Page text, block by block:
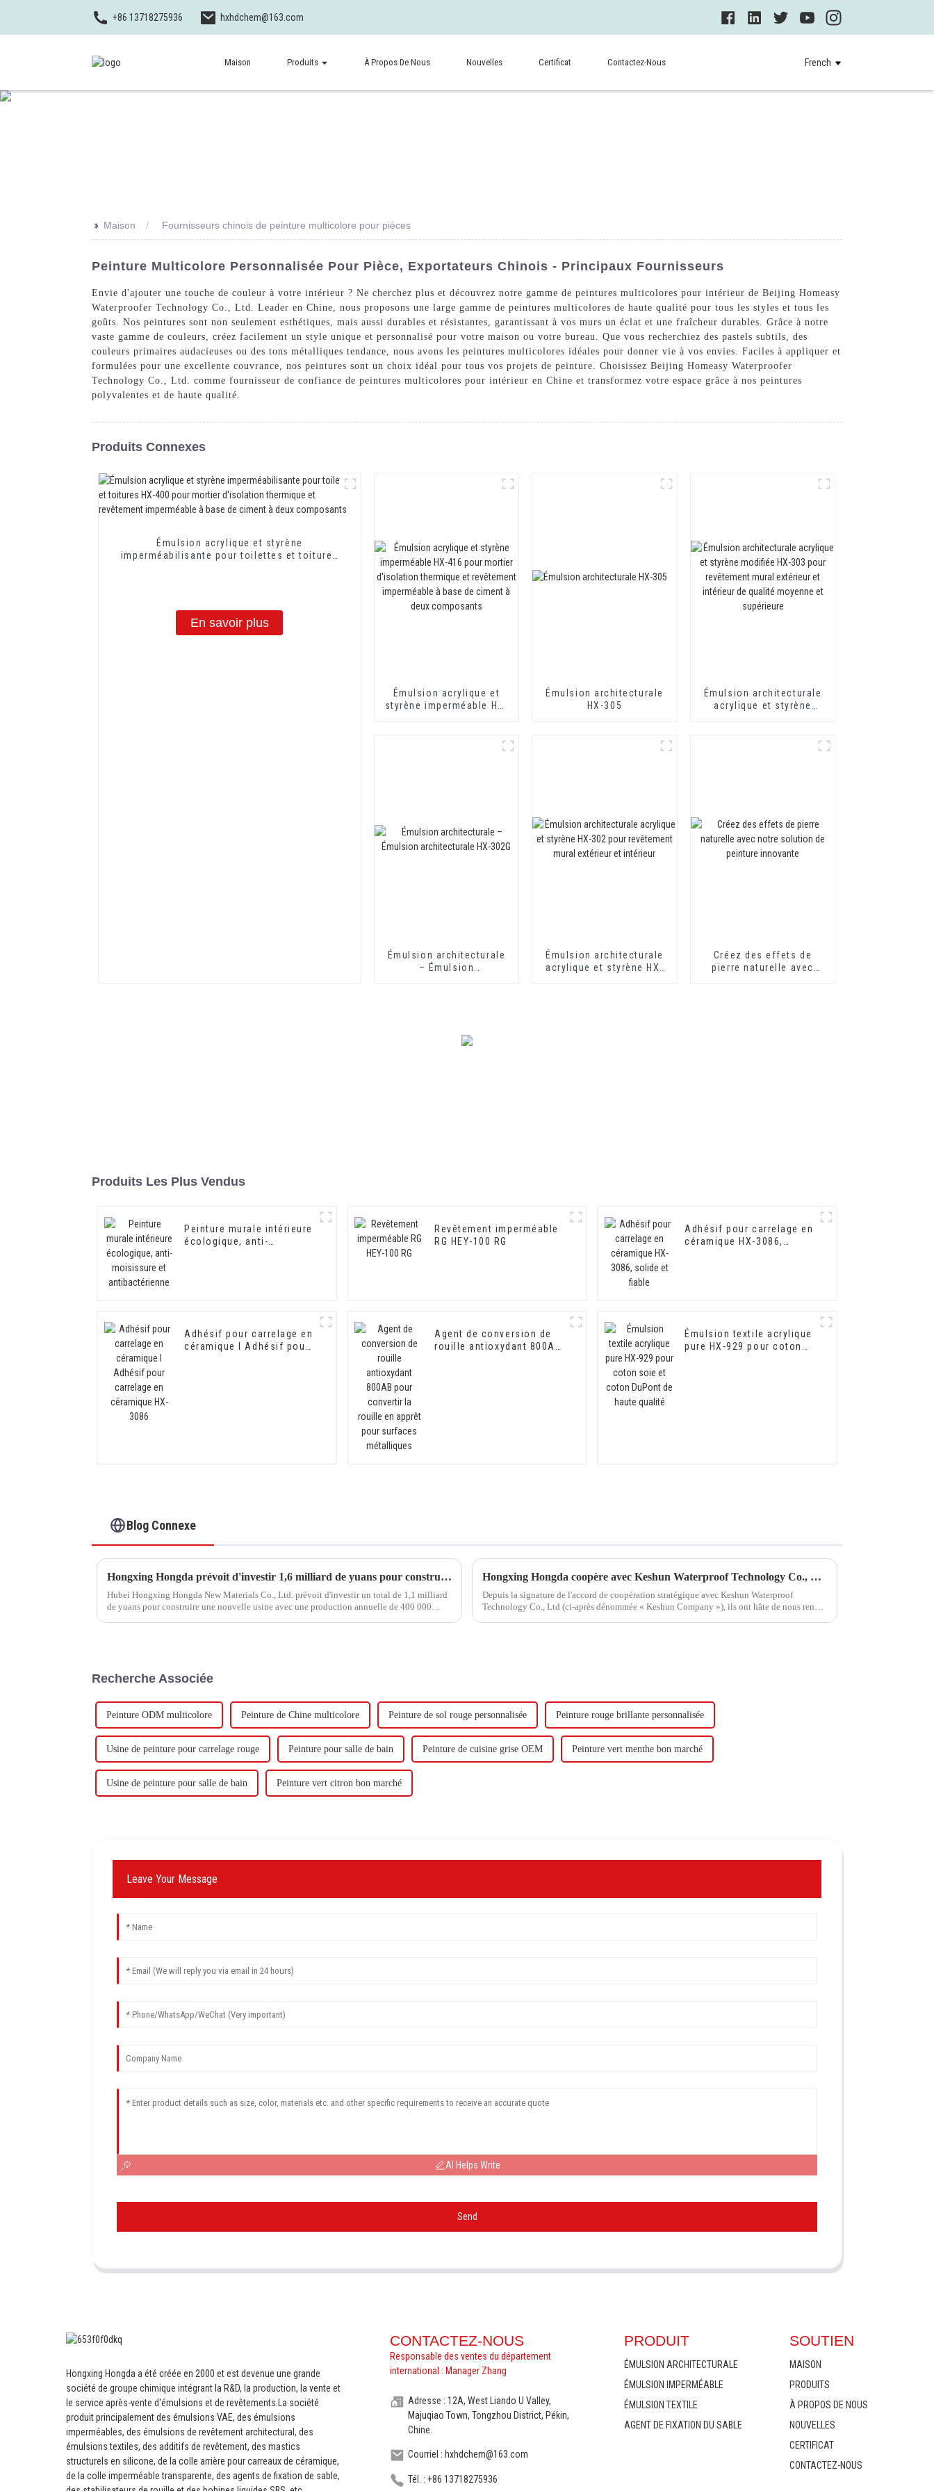
+86 13718275936 hxhdchem@163.com
Maison Produits À Propos De Nous Nouvelles Certificat Contactez-Nous French
>> Maison Fournisseurs chinois de peinture multicolore pour pièces
Peinture Multicolore Personnalisée Pour Pièce, Exportateurs Chinois - Principaux Fournisseurs
Envie d'ajouter une touche de couleur à votre intérieur ? Ne cherchez plus et découvrez notre gamme de peintures multicolores pour intérieur de Beijing Homeasy
Waterproofer Technology Co., Ltd. Leader en Chine, nous proposons une large gamme de peintures multicolores de haute qualité pour tous les styles et tous les
goûts. Nos peintures sont non seulement esthétiques, mais aussi durables et résistantes, garantissant à vos murs un éclat et une fraîcheur durables. Grâce à notre
vaste gamme de couleurs, créez facilement un style unique et personnalisé pour votre maison ou votre bureau. Que vous recherchiez des pastels subtils, des
couleurs primaires audacieuses ou des tons métalliques tendance, nous avons les peintures multicolores idéales pour donner vie à vos envies. Faciles à appliquer et
formulées pour une excellente couvrance, nos peintures sont un choix idéal pour tous vos projets de peinture. Choisissez Beijing Homeasy Waterproofer
Technology Co., Ltd. comme fournisseur de confiance de peintures multicolores pour intérieur en Chine et transformez votre espace grâce à nos peintures
polyvalentes et de haute qualité.
Produits Connexes
Émulsion acrylique et styrène
imperméabilisante pour toilettes et toitures
En savoir plus
Émulsion acrylique et
styrène imperméable HX-
revêtement imperméable
Émulsion architecturale
HX-305
Émulsion architecturale
acrylique et styrène
extérieur et intérieur de
Émulsion architecturale
– Émulsion
Émulsion architecturale
acrylique et styrène HX-
Créez des effets de
pierre naturelle avec
Produits Les Plus Vendus
Peinture murale intérieure
écologique, anti-
Revêtement imperméable
RG HEY-100 RG
Adhésif pour carrelage en
céramique HX-3086,
Adhésif pour carrelage en
céramique I Adhésif pour
Agent de conversion de
rouille antioxydant 800AB
Émulsion textile acrylique
pure HX-929 pour coton
Blog Connexe
Hongxing Hongda prévoit d'investir 1,6 milliard de yuans pour construire une nouvelle usine de production d'émulsion d'une capacité de production de 510 000 tonnes par an.
Hubei Hongxing Hongda New Materials Co., Ltd. prévoit d'investir un total de 1,1 milliard
de yuans pour construire une nouvelle usine avec une production annuelle de 400 000
Hongxing Hongda coopère avec Keshun Waterproof Technology Co., Ltd pour apporter un nouvel avenir à l'industrie
Depuis la signature de l'accord de coopération stratégique avec Keshun Waterproof
Technology Co., Ltd (ci-après dénommée « Keshun Company »), ils ont hâte de nous rendre
Recherche Associée
Peinture ODM multicolore Peinture de Chine multicolore Peinture de sol rouge personnalisée Peinture rouge brillante personnalisée
Usine de peinture pour carrelage rouge Peinture pour salle de bain Peinture de cuisine grise OEM Peinture vert menthe bon marché
Usine de peinture pour salle de bain Peinture vert citron bon marché
Leave Your Message
AI Helps Write
Send
Hongxing Hongda a été créée en 2000 et est devenue une grande
société de groupe chimique intégrant la R&D, la production, la vente et
le service après-vente d'émulsions et de revêtements.
La société
produit principalement des émulsions VAE, des émulsions
imperméables, des émulsions de revêtement architectural, des
émulsions textiles, des additifs de revêtement, des mastics
structurels en silicone, de la colle arrière pour carreaux de céramique,
de la colle imperméable transparente, des agents de fixation de sable,
CONTACTEZ-NOUS
Responsable des ventes du département
international : Manager Zhang
Adresse : 12A, West Liando U Valley,
Majuqiao Town, Tongzhou District, Pékin,
Chine.
Courriel : hxhdchem@163.com
Tél. : +86 13718275936
PRODUIT
ÉMULSION ARCHITECTURALE
ÉMULSION IMPERMÉABLE
ÉMULSION TEXTILE
AGENT DE FIXATION DU SABLE
SOUTIEN
MAISON
PRODUITS
À PROPOS DE NOUS
NOUVELLES
CERTIFICAT
CONTACTEZ-NOUS